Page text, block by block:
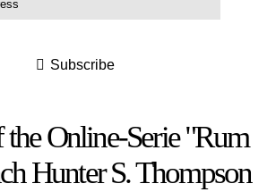
Subscribe
the Online-Serie "Rum
Hunter S. Thompson